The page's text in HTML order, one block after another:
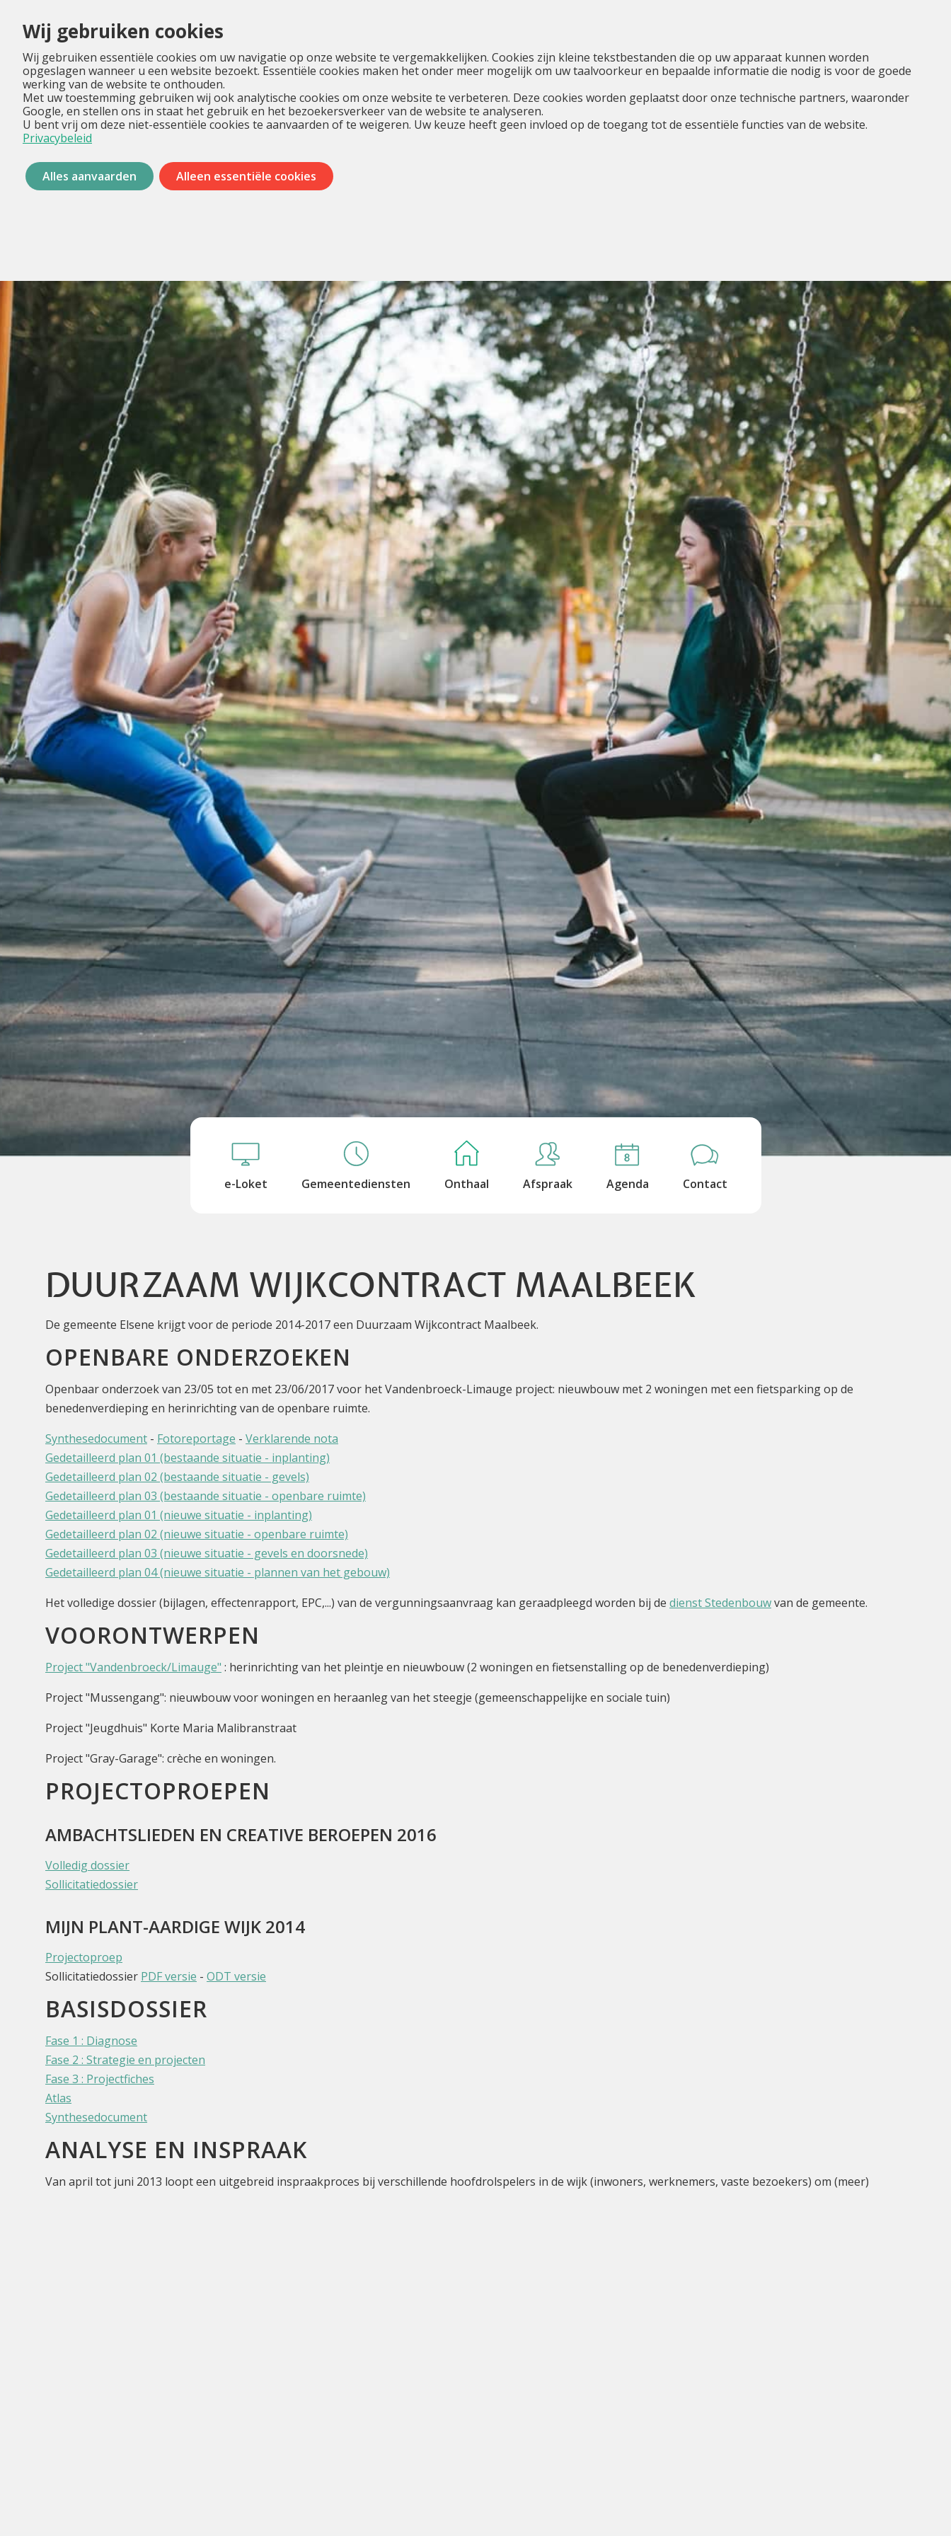
Wij gebruiken cookies
Wij gebruiken essentiële cookies om uw navigatie op onze website te vergemakkelijken. Cookies zijn kleine tekstbestanden die op uw apparaat kunnen worden
opgeslagen wanneer u een website bezoekt. Essentiële cookies maken het onder meer mogelijk om uw taalvoorkeur en bepaalde informatie die nodig is voor de goede
werking van de website te onthouden.
Met uw toestemming gebruiken wij ook analytische cookies om onze website te verbeteren. Deze cookies worden geplaatst door onze technische partners, waaronder
Google, en stellen ons in staat het gebruik en het bezoekersverkeer van de website te analyseren.
U bent vrij om deze niet-essentiële cookies te aanvaarden of te weigeren. Uw keuze heeft geen invloed op de toegang tot de essentiële functies van de website.
Privacybeleid
Alles aanvaarden Alleen essentiële cookies
e-Loket Gemeentediensten Onthaal Afspraak Agenda Contact
DUURZAAM WIJKCONTRACT MAALBEEK
De gemeente Elsene krijgt voor de periode 2014-2017 een Duurzaam Wijkcontract Maalbeek.
OPENBARE ONDERZOEKEN
Openbaar onderzoek van 23/05 tot en met 23/06/2017 voor het Vandenbroeck-Limauge project: nieuwbouw met 2 woningen met een fietsparking op de
benedenverdieping en herinrichting van de openbare ruimte.
Synthesedocument - Fotoreportage - Verklarende nota
Gedetailleerd plan 01 (bestaande situatie - inplanting)
Gedetailleerd plan 02 (bestaande situatie - gevels)
Gedetailleerd plan 03 (bestaande situatie - openbare ruimte)
Gedetailleerd plan 01 (nieuwe situatie - inplanting)
Gedetailleerd plan 02 (nieuwe situatie - openbare ruimte)
Gedetailleerd plan 03 (nieuwe situatie - gevels en doorsnede)
Gedetailleerd plan 04 (nieuwe situatie - plannen van het gebouw)
Het volledige dossier (bijlagen, effectenrapport, EPC,...) van de vergunningsaanvraag kan geraadpleegd worden bij de dienst Stedenbouwvan de gemeente.
VOORONTWERPEN
Project "Vandenbroeck/Limauge" : herinrichting van het pleintje en nieuwbouw (2 woningen en fietsenstalling op de benedenverdieping)
Project "Mussengang": nieuwbouw voor woningen en heraanleg van het steegje (gemeenschappelijke en sociale tuin)
Project "Jeugdhuis" Korte Maria Malibranstraat
Project "Gray-Garage": crèche en woningen.
PROJECTOPROEPEN
AMBACHTSLIEDEN EN CREATIVE BEROEPEN 2016
Volledig dossier
Sollicitatiedossier
MIJN PLANT-AARDIGE WIJK 2014
Projectoproep
Sollicitatiedossier PDF versie - ODT versie
BASISDOSSIER
Fase 1 : Diagnose
Fase 2 : Strategie en projecten
Fase 3 : Projectfiches
Atlas
Synthesedocument
ANALYSE EN INSPRAAK
Van april tot juni 2013 loopt een uitgebreid inspraakproces bij verschillende hoofdrolspelers in de wijk (inwoners, werknemers, vaste bezoekers) om (meer)